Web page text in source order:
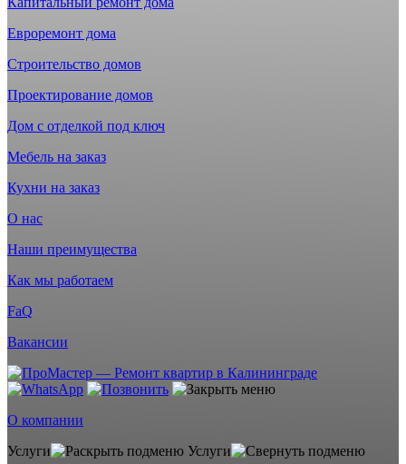
Евроремонт дома
Строительство домов
Проектирование домов
Дом с отделкой под ключ
Мебель на заказ
Кухни на заказ
О нас
Наши преимущества
Как мы работаем
FaQ
Вакансии
О компании
Услуги
Услуги